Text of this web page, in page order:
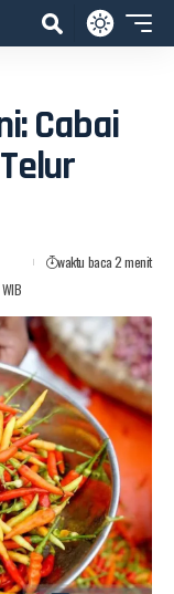
Cabai
waktu baca 2 menit